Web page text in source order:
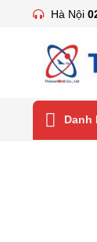
Hà Nội
Danh